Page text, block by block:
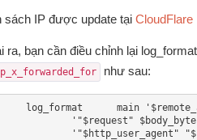
sách IP được update tại CloudFlare
ra, bạn cần điều chỉnh lại
như sau: